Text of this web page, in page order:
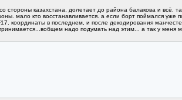
стороны казахстана, долетает до района балакова и всё.
мало кто восстанавливается. а если борт поймался уже
координаты в последнем, и после декодирования
надо подумать над этим... а так у меня